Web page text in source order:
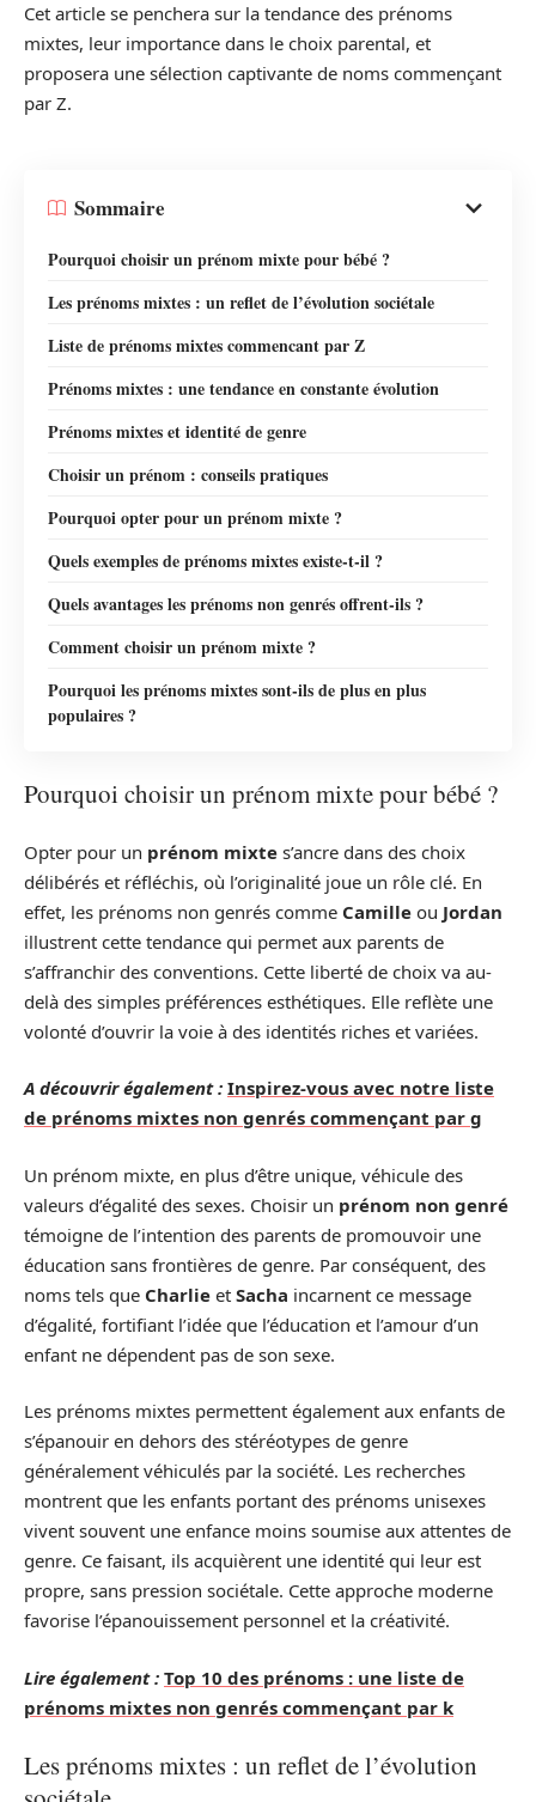
Cet article se penchera sur la tendance des prénoms
mixtes, leur importance dans le choix parental, et
proposera une sélection captivante de noms commençant
par Z.
Sommaire
Pourquoi choisir un prénom mixte pour bébé ?
Les prénoms mixtes : un reflet de l’évolution sociétale
Liste de prénoms mixtes commencant par Z
Prénoms mixtes : une tendance en constante évolution
Prénoms mixtes et identité de genre
Choisir un prénom : conseils pratiques
Pourquoi opter pour un prénom mixte ?
Quels exemples de prénoms mixtes existe-t-il ?
Quels avantages les prénoms non genrés offrent-ils ?
Comment choisir un prénom mixte ?
Pourquoi les prénoms mixtes sont-ils de plus en plus
populaires ?
Pourquoi choisir un prénom mixte pour bébé ?
Opter pour un prénom mixte s’ancre dans des choix
délibérés et réfléchis, où l’originalité joue un rôle clé. En
effet, les prénoms non genrés comme Camille ou Jordan
illustrent cette tendance qui permet aux parents de
s’affranchir des conventions. Cette liberté de choix va au-
delà des simples préférences esthétiques. Elle reflète une
volonté d’ouvrir la voie à des identités riches et variées.
A découvrir également : Inspirez-vous avec notre liste
de prénoms mixtes non genrés commençant par g
Un prénom mixte, en plus d’être unique, véhicule des
valeurs d’égalité des sexes. Choisir un prénom non genré
témoigne de l’intention des parents de promouvoir une
éducation sans frontières de genre. Par conséquent, des
noms tels que Charlie et Sacha incarnent ce message
d’égalité, fortifiant l’idée que l’éducation et l’amour d’un
enfant ne dépendent pas de son sexe.
Les prénoms mixtes permettent également aux enfants de
s’épanouir en dehors des stéréotypes de genre
généralement véhiculés par la société. Les recherches
montrent que les enfants portant des prénoms unisexes
vivent souvent une enfance moins soumise aux attentes de
genre. Ce faisant, ils acquièrent une identité qui leur est
propre, sans pression sociétale. Cette approche moderne
favorise l’épanouissement personnel et la créativité.
Lire également : Top 10 des prénoms : une liste de
prénoms mixtes non genrés commençant par k
Les prénoms mixtes : un reflet de l’évolution